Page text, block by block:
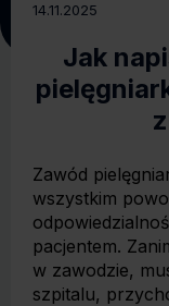
14.11.2025
Jak
Zawód
wszystkim
pacjentem.
w zawodzie,
szpitalu,